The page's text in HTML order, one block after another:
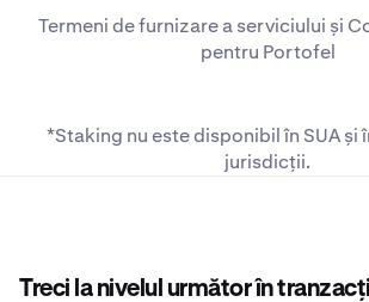
Termeni de furnizare a serviciului și
pentru Portofel
*Staking nu este disponibil în SUA și
jurisdicții.
Treci la nivelul următor în